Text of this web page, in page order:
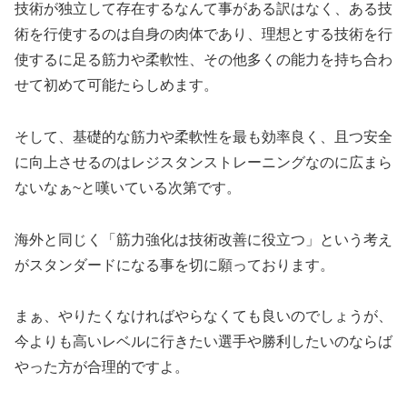
技術が独立して存在するなんて事がある訳はなく、ある技
術を行使するのは自身の肉体であり、理想とする技術を行
使するに足る筋力や柔軟性、その他多くの能力を持ち合わ
せて初めて可能たらしめます。
そして、基礎的な筋力や柔軟性を最も効率良く、且つ安全
に向上させるのはレジスタンストレーニングなのに広まら
ないなぁ~と嘆いている次第です。
海外と同じく「筋力強化は技術改善に役立つ」という考え
がスタンダードになる事を切に願っております。
まぁ、やりたくなければやらなくても良いのでしょうが、
今よりも高いレベルに行きたい選手や勝利したいのならば
やった方が合理的ですよ。